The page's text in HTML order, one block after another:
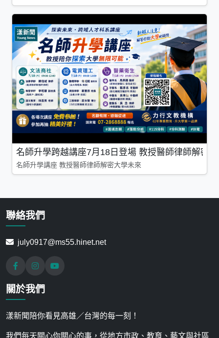
名師升學跨越講座7月18日登場 教授醫師律師解密
名師升學講座 教授醫師律師解密大學未來
聯絡我們
july0917@ms55.hinet.net
關於我們
漾新聞陪你看見高雄／台灣的每一刻！
我們每天關心你關心的事，從地方市政、教育、藝文與社區